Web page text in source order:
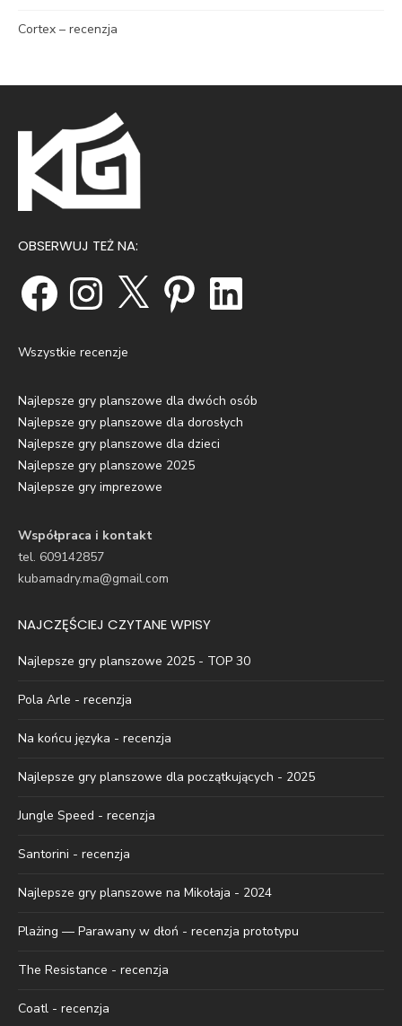
Cortex – recenzja
OBSERWUJ TEŻ NA:
FacebookInstagram Pinterest LinkedIn
Wszystkie recenzje
Najlepsze gry planszowe dla dwóch osób
Najlepsze gry planszowe dla dorosłych
Najlepsze gry planszowe dla dzieci
Najlepsze gry planszowe 2025
Najlepsze gry imprezowe
Współpraca i kontakt
tel. 609142857
kubamadry.ma@gmail.com
NAJCZĘŚCIEJ CZYTANE WPISY
Najlepsze gry planszowe 2025 - TOP 30
Pola Arle - recenzja
Na końcu języka - recenzja
Najlepsze gry planszowe dla początkujących - 2025
Jungle Speed - recenzja
Santorini - recenzja
Najlepsze gry planszowe na Mikołaja - 2024
Plażing — Parawany w dłoń - recenzja prototypu
The Resistance - recenzja
Coatl - recenzja